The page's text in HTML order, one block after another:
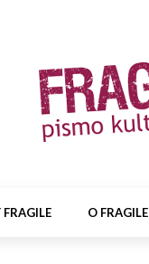
FRAGILE O FRAGILE